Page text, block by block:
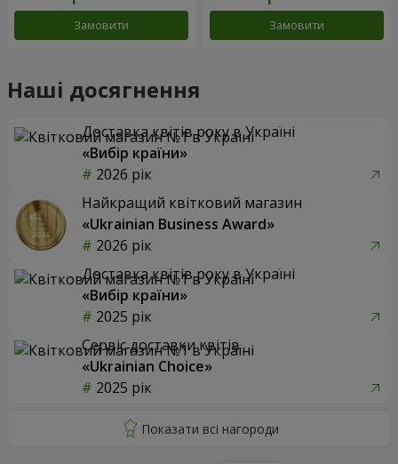
Замовити Замовити
Наші досягнення
Доставка квітів року в Україні
«Вибір країни»
2026 рік
Найкращий квітковий магазин
«Ukrainian Business Award»
2026 рік
Доставка квітів року в Україні
«Вибір країни»
2025 рік
Сервіс доставки квітів
«Ukrainian Choice»
2025 рік